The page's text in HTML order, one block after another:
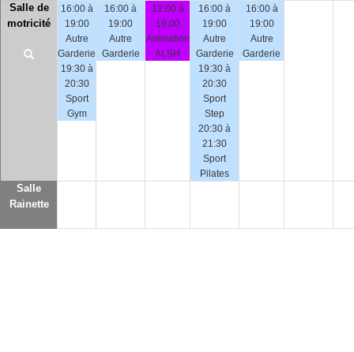
Salle de
motricité
16:00 à
19:00
Autre
Garderie
19:30 à
20:30
Sport
Gym
16:00 à
19:00
Autre
Garderie
12:00 à
19:00
Animation
ALSH
16:00 à
19:00
Autre
Garderie
19:30 à
20:30
Sport
Step
20:30 à
21:30
Sport
Pilates
16:00 à
19:00
Autre
Garderie
Salle
Rainette